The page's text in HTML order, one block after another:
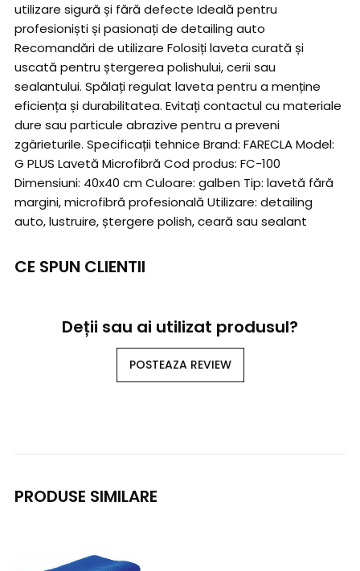
utilizare sigură și fără defecte Ideală pentru
profesioniști și pasionați de detailing auto
Recomandări de utilizare Folosiți laveta curată și
uscată pentru ștergerea polishului, cerii sau
sealantului. Spălați regulat laveta pentru a menține
eficiența și durabilitatea. Evitați contactul cu materiale
dure sau particule abrazive pentru a preveni
zgârieturile. Specificații tehnice Brand: FARECLA Model:
G PLUS Lavetă Microfibră Cod produs: FC-100
Dimensiuni: 40x40 cm Culoare: galben Tip: lavetă fără
margini, microfibră profesională Utilizare: detailing
auto, lustruire, ștergere polish, ceară sau sealant
CE SPUN CLIENTII
Deții sau ai utilizat produsul?
POSTEAZA REVIEW
PRODUSE SIMILARE